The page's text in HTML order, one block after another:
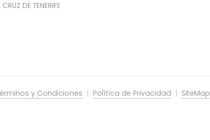
DE TENERIFE
y Condiciones Política de Privacidad SiteMap